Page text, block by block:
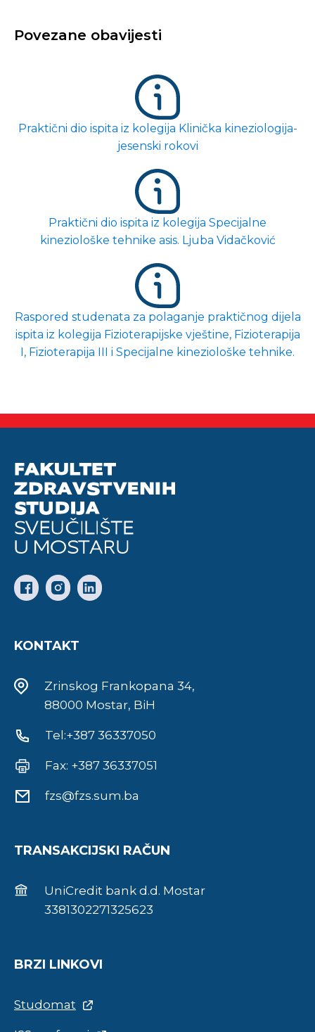
Povezane obavijesti
Praktični dio ispita iz kolegija Klinička kineziologija-
jesenski rokovi
Praktični dio ispita iz kolegija Specijalne
kineziološke tehnike asis. Ljuba Vidačković
Raspored studenata za polaganje praktičnog dijela
ispita iz kolegija Fizioterapijske vještine, Fizioterapija
I, Fizioterapija III i Specijalne kineziološke tehnike.
KONTAKT
Zrinskog Frankopana 34,
88000 Mostar, BiH
Tel:+387 36337050
Fax: +387 36337051
fzs@fzs.sum.ba
TRANSAKCIJSKI RAČUN
UniCredit bank d.d. Mostar
3381302271325623
BRZI LINKOVI
Studomat